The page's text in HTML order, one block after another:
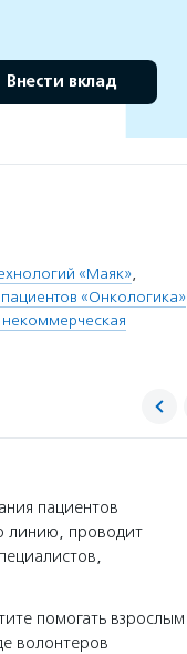
Внести вклад
«Маяк»,
«Онкологика»
пациентов
линию, проводит
помогать взрослым
волонтеров